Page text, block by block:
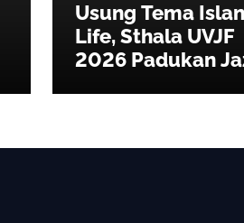
Usung Tema
Life, Sthala UVJF
2026 Padukan